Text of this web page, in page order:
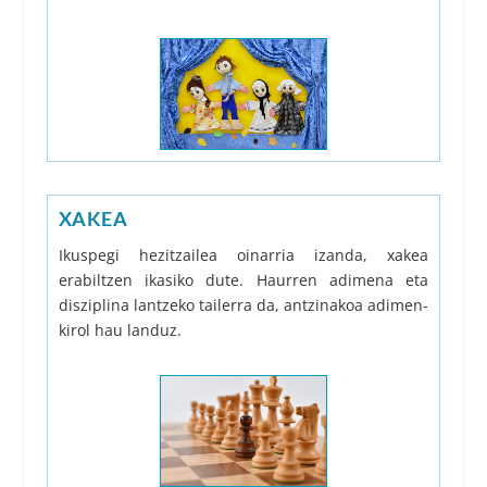
XAKEA
Ikuspegi hezitzailea oinarria izanda, xakea
erabiltzen ikasiko dute. Haurren adimena eta
disziplina lantzeko tailerra da, antzinakoa adimen-
kirol hau landuz.